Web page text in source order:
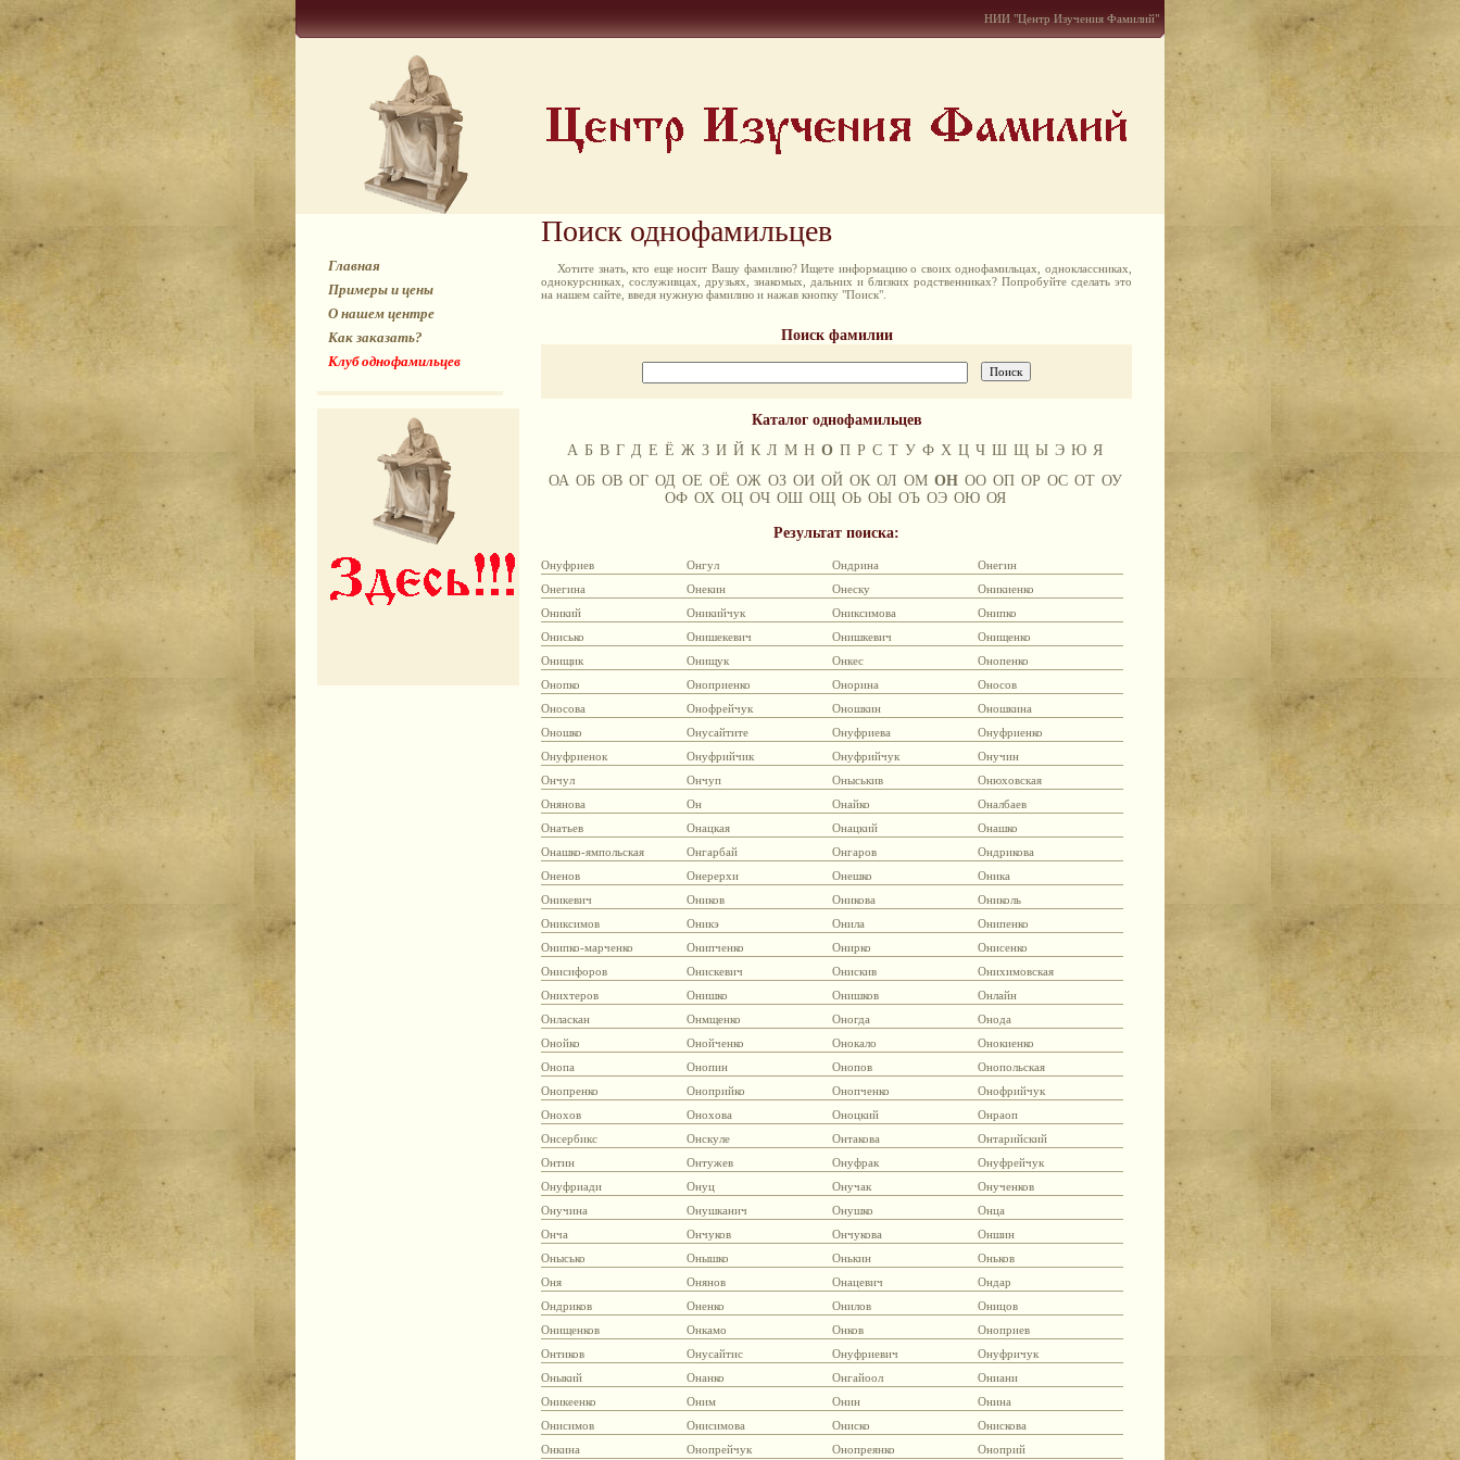
НИИ "Центр Изучения Фамилий"
Главная
Примеры и цены
О нашем центре
Как заказать?
Клуб однофамильцев
Поиск однофамильцев
Хотите знать, кто еще носит Вашу фамилию? Ищете информацию о своих однофамильцах, одноклассниках,
однокурсниках, сослуживцах, друзьях, знакомых, дальних и близких родственниках? Попробуйте сделать это
на нашем сайте, введя нужную фамилию и нажав кнопку "Поиск".
Поиск фамилии
Каталог однофамильцев
А Б В Г Д Е Ё Ж З И Й К Л М Н О П Р С Т У Ф Х Ц Ч Ш Щ Ы Э Ю Я
ОА ОБ ОВ ОГ ОД ОЕ ОЁ ОЖ ОЗ ОИ ОЙ ОК ОЛ ОМ ОН ОО ОП ОР ОС ОТ ОУ
ОФ ОХ ОЦ ОЧ ОШ ОЩ ОЬ ОЫ ОЪ ОЭ ОЮ ОЯ
Результат поиска:
Онуфриев Онгул Ондрина
Онегин
Онегина
Онекин Онеску
Оникиенко
Оникий
Оникийчук Ониксимова
Онипко
Онисько
Онишекевич Онишкевич
Онищенко
Онищик
Онищук Онкес
Онопенко
Онопко
Оноприенко Онорина
Оносов
Оносова
Онофрейчук Оношкин
Оношкина
Оношко
Онусайтите Онуфриева
Онуфриенко
Онуфриенок
Онуфрийчик Онуфрийчук
Онучин
Ончул
Ончуп Оныськив
Онюховская
Онянова
Он Онайко
Оналбаев
Онатьев
Онацкая Онацкий
Онашко
Онашко-ямпольская
Онгарбай Онгаров
Ондрикова
Оненов
Онерерхи Онешко
Оника
Оникевич
Оников Оникова
Ониколь
Ониксимов
Оникэ Онила
Онипенко
Онипко-марченко
Онипченко Онирко
Онисенко
Онисифоров
Онискевич Онискив
Онихимовская
Онихтеров
Онишко Онишков
Онлайн
Онласкан
Онмщенко Оногда
Онода
Онойко
Онойченко Онокало
Онокиенко
Онопа
Онопин Онопов
Онопольская
Онопренко
Оноприйко Онопченко
Онофрийчук
Онохов
Онохова Оноцкий
Онраоп
Онсербикс
Онскуле Онтакова
Онтарийский
Онтин
Онтужев Онуфрак
Онуфрейчук
Онуфриади
Онуц Онучак
Онученков
Онучина
Онушканич Онушко
Онца
Онча
Ончуков Ончукова
Оншин
Онысько
Онышко Онькин
Оньков
Оня
Онянов Онацевич
Ондар
Ондриков
Оненко Онилов
Оницов
Онищенков
Онкамо Онков
Оноприев
Онтиков
Онусайтис Онуфриевич
Онуфричук
Оныкий
Онанко Онгайоол
Ониани
Оникеенко
Оним Онин
Онина
Онисимов
Онисимова Ониско
Онискова
Онкина
Онопрейчук Онопреянко Оноприй